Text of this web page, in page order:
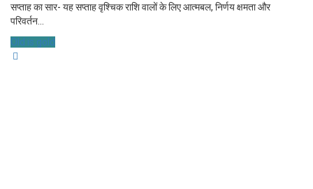
सप्ताह का सार- यह सप्ताह वृश्चिक राशि वालों के लिए आत्मबल, निर्णय क्षमता और
परिवर्तन...
Old is gold